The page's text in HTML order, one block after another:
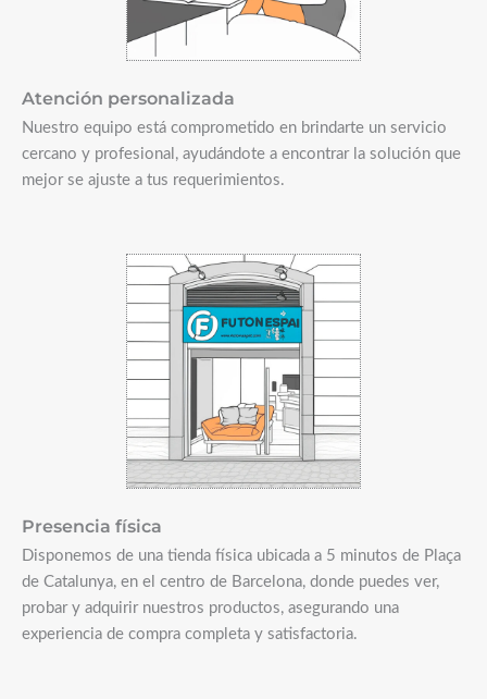
Atención personalizada
Nuestro equipo está comprometido en brindarte un servicio
cercano y profesional, ayudándote a encontrar la solución que
mejor se ajuste a tus requerimientos.​
Presencia física
Disponemos de una tienda física ubicada a 5 minutos de Plaça
de Catalunya, en el centro de Barcelona, donde puedes ver,
probar y adquirir nuestros productos, asegurando una
experiencia de compra completa y satisfactoria.​